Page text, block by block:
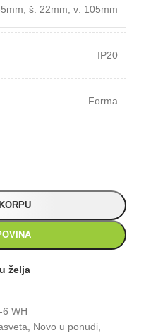
š: 22mm v: 105mm
IP20
Forma
želja
WH
Novo u ponudi